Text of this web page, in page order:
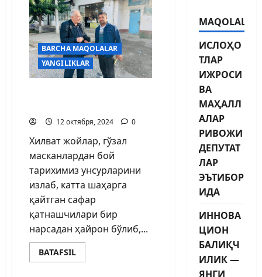
BARCHA MAQOLALAR
YANGILIKLAR
12 октября, 2024 0
Хилват жойлар, гўзал
масканлардан бой
тарихимиз унсурларини
излаб, катта шаҳарга
қайтган сафар
қатнашчилари бир
нарсадан ҳайрон бўлиб,...
BATAFSIL
MAQOLALAR
ИСЛОҲО
ТЛАР
ИЖРОСИ
ВА
МАҲАЛЛ
АЛАР
РИВОЖИ
ДЕПУТАТ
ЛАР
ЭЪТИБОР
ИДА
ИННОВА
ЦИОН
БАЛИҚЧ
ИЛИК —
ЯНГИ